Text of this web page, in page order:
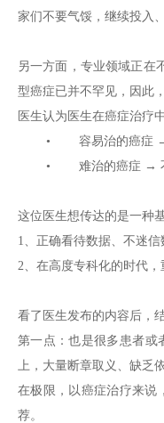
家们不要气馁，继续投入
另一方面，专业领域正在
型癌症已并不罕见，因此
医生认为医生在癌症治疗
• 容易治的癌症 →
• 难治的癌症 → 不夸
这位医生想传达的是一种
1、正确看待数据、不迷
2、在高度专科化的时代
看了医生发布的内容后，
第一点：也是很多患者或
上，大量断章取义、缺乏
在极限，以癌症治疗来说
荐。